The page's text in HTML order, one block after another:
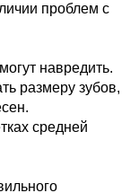
проблем с
навредить.
размеру зубов,
средней